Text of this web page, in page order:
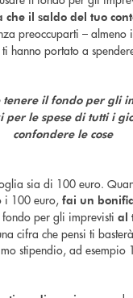
il saldo del tuo
preoccuparti – almeno
hanno portato a
il fondo per gli
per le spese di tutti i
confondere le cose
sia di 100 euro.
i 100 euro, fai un
per gli imprevisti al
cifra che pensi ti
stipendio, ad esempio